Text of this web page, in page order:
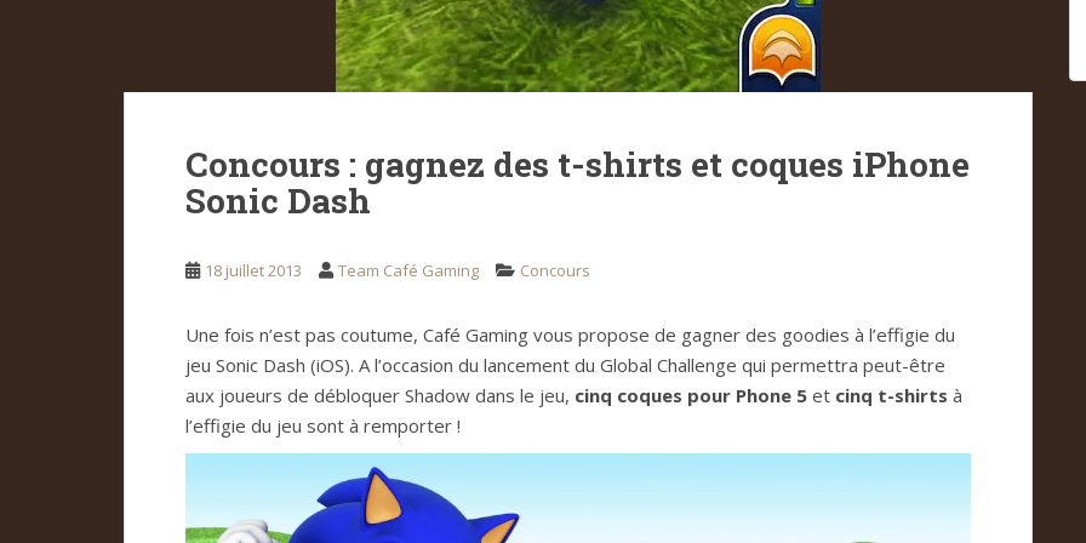
Concours : gagnez des t-shirts et coques iPhone
Sonic Dash
18 juillet 2013 Team Café Gaming Concours
Une fois n’est pas coutume, Café Gaming vous propose de gagner des goodies à l’effigie du
jeu Sonic Dash (iOS). A l’occasion du lancement du Global Challenge qui permettra peut-être
aux joueurs de débloquer Shadow dans le jeu, cinq coques pour Phone 5 et cinq t-shirts à
l’effigie du jeu sont à remporter !